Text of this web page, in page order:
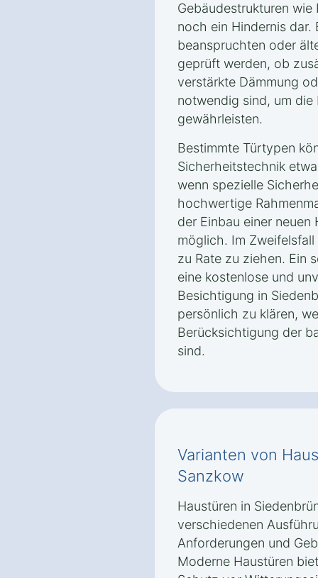
Gebäudestrukturen
noch ein Hindernis dar.
beanspruchten oder
geprüft werden, ob
verstärkte Dämmung
notwendig sind, um
gewährleisten.
Bestimmte Türtypen
Sicherheitstechnik
wenn spezielle
hochwertige
der Einbau einer
möglich. Im
zu Rate zu ziehen. Ein
eine kostenlose und
Besichtigung in
persönlich zu klären,
Berücksichtigung der
sind.
Varianten von
Sanzkow
Haustüren in
verschiedenen
Anforderungen und
Moderne Haustüren